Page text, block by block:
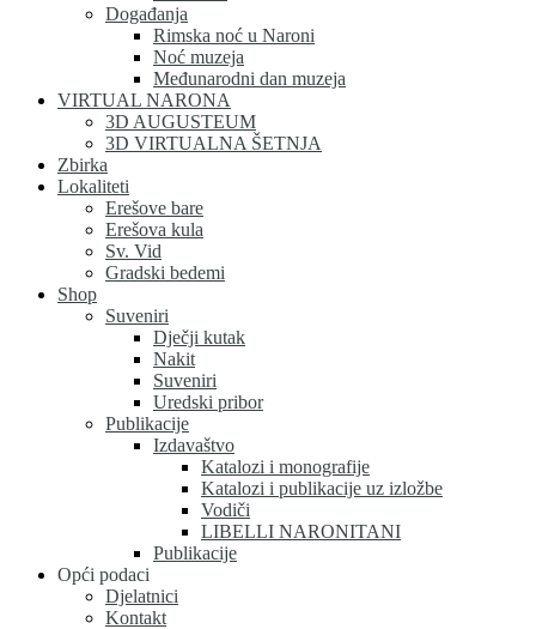
Događanja
Rimska noć u Naroni
Noć muzeja
Međunarodni dan muzeja
VIRTUAL NARONA
3D AUGUSTEUM
3D VIRTUALNA ŠETNJA
Zbirka
Lokaliteti
Erešove bare
Erešova kula
Sv. Vid
Gradski bedemi
Shop
Suveniri
Dječji kutak
Nakit
Suveniri
Uredski pribor
Publikacije
Izdavaštvo
Katalozi i monografije
Katalozi i publikacije uz izložbe
Vodiči
LIBELLI NARONITANI
Publikacije
Opći podaci
Djelatnici
Kontakt